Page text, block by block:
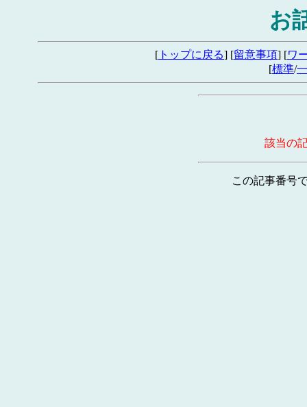
お
[ トップに戻る] [留意事項] [ワ
[標準/
該当の
この記事番号